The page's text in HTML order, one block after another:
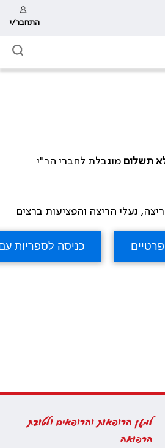
התחבר/י
תשלום מוגבלת לחברי הר"י
נעלי הריצה והפציעות ברצים
למען הרופאות והרופאים ולטובת
הרפואה